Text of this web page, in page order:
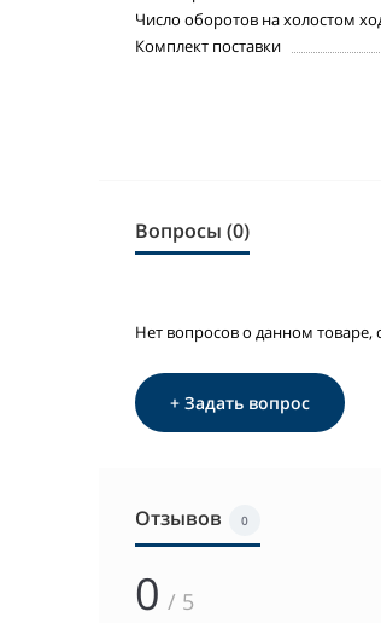
Число оборотов на холостом
Комплект поставки
Вопросы (0)
Нет вопросов о данном товаре,
+ Задать вопрос
Отзывов 0
0 / 5